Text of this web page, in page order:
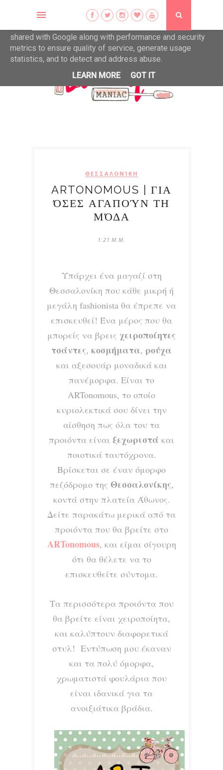
ΘΕΣΣΑΛΟΝΊΚΗ
ARTONOMOUS | ΓΙΑ
ΌΣΕΣ ΑΓΑΠΟΎΝ ΤΗ
ΜΌΔΑ
1:21 Μ.Μ.
Υπάρχει ένα μαγαζί στη
Θεσσαλονίκη που κάθε μικρή ή
μεγάλη fashionista θα έπρεπε να
επισκευθεί! Ένα μέρος που θα
μπορείς να βρεις χειροποίητες
τσάντες, κοσμήματα, ρούχα
και αξεσουάρ μοναδικά και
πανέμορφα. Είναι το
ARTonomous, το οποίο
κυριολεκτικά σου δίνει την
αίσθηση πως όλα του τα
προιόντα είναι ξεχωριστά και
ποιοτικά ταυτόχρονα.
Βρίσκεται σε έναν όμορφο
πεζόδρομο της Θεσσαλονίκης,
κοντά στην πλατεία Άθωνος.
Δείτε παρακάτω μερικά από τα
προιόντα που θα βρείτε στο
ARTonomous, και είμαι σίγουρη
ότι θα θέλετε να το
επισκευθείτε σύντομα.
Τα περισσότερα προιόντα που
θα βρείτε είναι χειροποίητα,
και καλύπτουν διαφορετικά
στυλ! Εντύπωση μου έκαναν
και τα πολύ όμορφα,
χρωματιστά φουλάρια που
είναι ιδανικά για τα
ανοιξιάτικα βράδια.
This site uses cookies from Google to deliver its services
shared with Google along with performance and security
metrics to ensure quality of service, generate usage
statistics, and to detect and address abuse.
LEARN MORE
GOT IT